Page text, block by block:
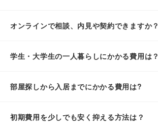
オンラインで相談、内見や契約できますか？
学生・大学生の一人暮らしにかかる費用は？
部屋探しから入居までにかかる費用は?
初期費用を少しでも安く抑える方法は？